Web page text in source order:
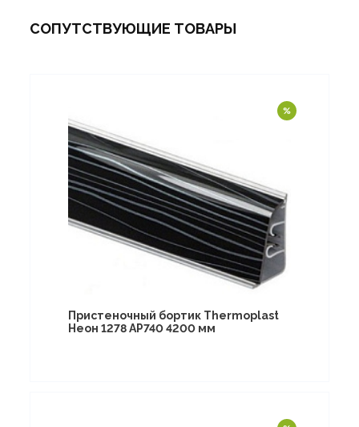
СОПУТСТВУЮЩИЕ ТОВАРЫ
Пристеночный бортик Thermoplast
Неон 1278 AP740 4200 мм